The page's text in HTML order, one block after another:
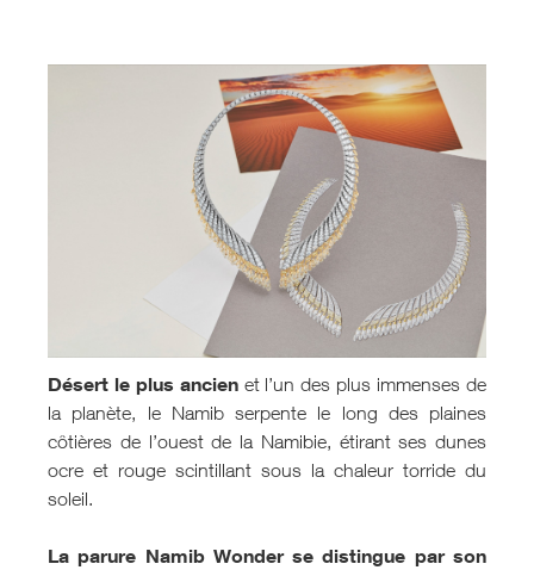
Désert le plus ancienet l’un des plus immenses de
la planète, le Namib serpente le long des plaines
côtières de l’ouest de la Namibie, étirant ses dunes
ocre et rouge scintillant sous la chaleur torride du
soleil.
La parure Namib Wonder se distingue par son